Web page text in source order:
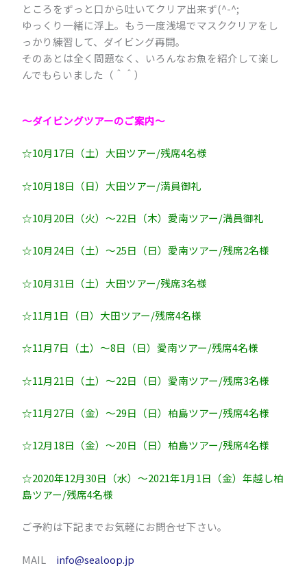
ところをずっと口から吐いてクリア出来ず(^-^;
ゆっくり一緒に浮上。もう一度浅場でマスククリアをし
っかり練習して、ダイビング再開。
そのあとは全く問題なく、いろんなお魚を紹介して楽し
んでもらいました（＾＾）
～ダイビングツアーのご案内～
☆10月17日（土）大田ツアー/残席4名様
☆10月18日（日）大田ツアー/満員御礼
☆10月20日（火）～22日（木）愛南ツアー/満員御礼
☆10月24日（土）～25日（日）愛南ツアー/残席2名様
☆10月31日（土）大田ツアー/残席3名様
☆11月1日（日）大田ツアー/残席4名様
☆11月7日（土）～8日（日）愛南ツアー/残席4名様
☆11月21日（土）～22日（日）愛南ツアー/残席3名様
☆11月27日（金）～29日（日）柏島ツアー/残席4名様
☆12月18日（金）～20日（日）柏島ツアー/残席4名様
☆2020年12月30日（水）～2021年1月1日（金）年越し柏
島ツアー/残席4名様
ご予約は下記までお気軽にお問合せ下さい。
MAIL info@sealoop.jp